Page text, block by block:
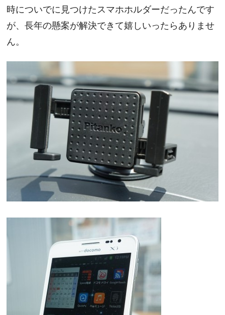
時についでに見つけたスマホホルダーだったんです
が、長年の懸案が解決できて嬉しいったらありませ
ん。